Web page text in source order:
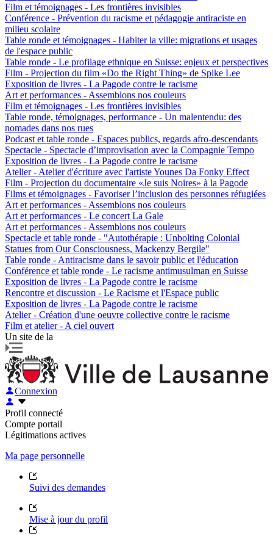
Film et témoignages - Les frontières invisibles
Conférence - Prévention du racisme et pédagogie antiraciste en
milieu scolaire
Table ronde et témoignages - Habiter la ville: migrations et usages
de l'espace public
Table ronde - Le profilage ethnique en Suisse: enjeux et perspectives
Film - Projection du film «Do the Right Thing» de Spike Lee
Exposition de livres - La Pagode contre le racisme
Art et performances - Assemblons nos couleurs
Film et témoignages - Les frontières invisibles
Table ronde, témoignages, performance - Un malentendu: des
nomades dans nos rues
Podcast et table ronde - Espaces publics, regards afro-descendants
Spectacle - Spectacle d’improvisation avec la Compagnie Tempo
Exposition de livres - La Pagode contre le racisme
Atelier - Atelier d'écriture avec l'artiste Younes Da Fonky Effect
Film - Projection du documentaire «Je suis Noires» à la Pagode
Films et témoignages - Favoriser l’inclusion des personnes réfugiées
Art et performances - Assemblons nos couleurs
Art et performances - Le concert La Gale
Art et performances - Assemblons nos couleurs
Spectacle et table ronde - "Autothérapie : Unbolting Colonial
Statues from Our Consciousness, Mackenzy Bergile"
Table ronde - Antiracisme dans le savoir public et l'éducation
Conférence et table ronde - Le racisme antimusulman en Suisse
Exposition de livres - La Pagode contre le racisme
Rencontre et discussion - Le Racisme et l'Espace public
Exposition de livres - La Pagode contre le racisme
Atelier - Création d'une oeuvre collective contre le racisme
Film et atelier - A ciel ouvert
Un site de la
Connexion
Profil connecté
Compte portail
Légitimations actives
Ma page personnelle
Suivi des demandes
Mise à jour du profil